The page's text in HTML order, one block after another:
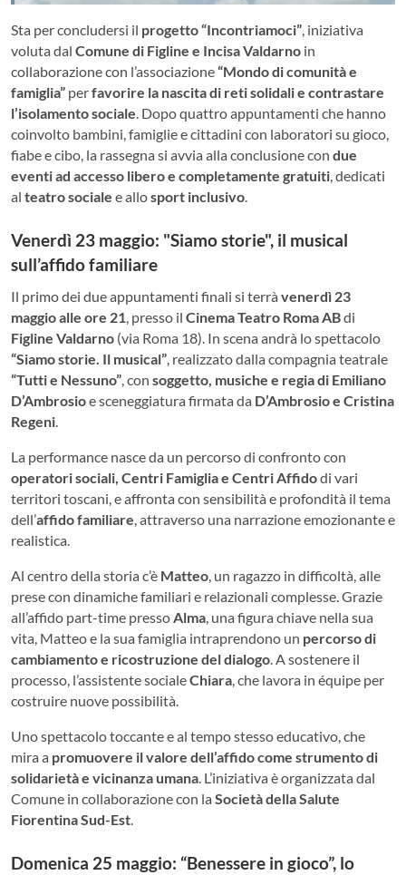
Sta per concludersi il progetto “Incontriamoci”, iniziativa
voluta dal Comune di Figline e Incisa Valdarno in
collaborazione con l’associazione“Mondo di comunità e
famiglia” perfavorire la nascita di reti solidali e contrastare
l’isolamento sociale. Dopo quattro appuntamenti che hanno
coinvolto bambini, famiglie e cittadini con laboratori su gioco,
fiabe e cibo, la rassegna si avvia alla conclusione con due
eventi ad accesso libero e completamente gratuiti, dedicati
al teatro sociale e allosport inclusivo.
Venerdì 23 maggio: "Siamo storie", il musical
sull’affido familiare
Il primo dei due appuntamenti finali si terrà venerdì 23
maggio alle ore 21, presso il Cinema Teatro Roma ABdi
Figline Valdarno (via Roma 18). In scena andrà lo spettacolo
“Siamo storie. Il musical”, realizzato dalla compagnia teatrale
“Tutti e Nessuno”, con soggetto, musiche e regia di Emiliano
D’Ambrosioe sceneggiatura firmata da D’Ambrosio e Cristina
Regeni.
La performance nasce da un percorso di confronto con
operatori sociali, Centri Famiglia e Centri Affidodi vari
territori toscani, e affronta con sensibilità e profondità il tema
dell’affido familiare, attraverso una narrazione emozionante e
realistica.
Al centro della storia c’è Matteo, un ragazzo in difficoltà, alle
prese con dinamiche familiari e relazionali complesse. Grazie
all’affido part-time pressoAlma, una figura chiave nella sua
vita, Matteo e la sua famiglia intraprendono un percorso di
cambiamento e ricostruzione del dialogo. A sostenere il
processo, l’assistente socialeChiara, che lavora in équipe per
costruire nuove possibilità.
Uno spettacolo toccante e al tempo stesso educativo, che
mira a promuovere il valore dell’affido come strumento di
solidarietà e vicinanza umana. L’iniziativa è organizzata dal
Comune in collaborazione con la Società della Salute
Fiorentina Sud-Est.
Domenica 25 maggio: “Benessere in gioco”, lo